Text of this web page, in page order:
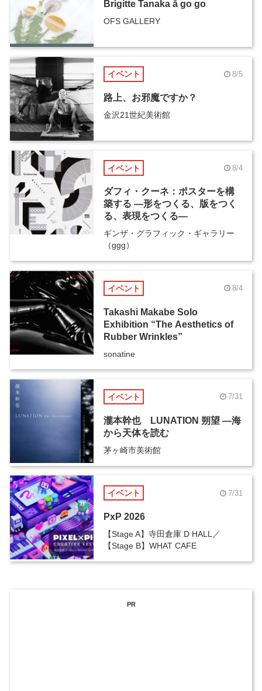
Brigitte Tanaka ā go go
OFS GALLERY
イベント 8/5
路上、お邪魔ですか？
金沢21世紀美術館
イベント 8/4
ダフィ・クーネ：ポスターを構
築する ―形をつくる、版をつく
る、表現をつくる―
ギンザ・グラフィック・ギャラリー
（ggg）
イベント 8/4
Takashi Makabe Solo
Exhibition “The Aesthetics of
Rubber Wrinkles”
sonatine
イベント 7/31
瀧本幹也 LUNATION 朔望 ―海
から天体を読む
茅ヶ崎市美術館
イベント 7/31
PxP 2026
【Stage A】寺田倉庫 D HALL／
【Stage B】WHAT CAFE
PR